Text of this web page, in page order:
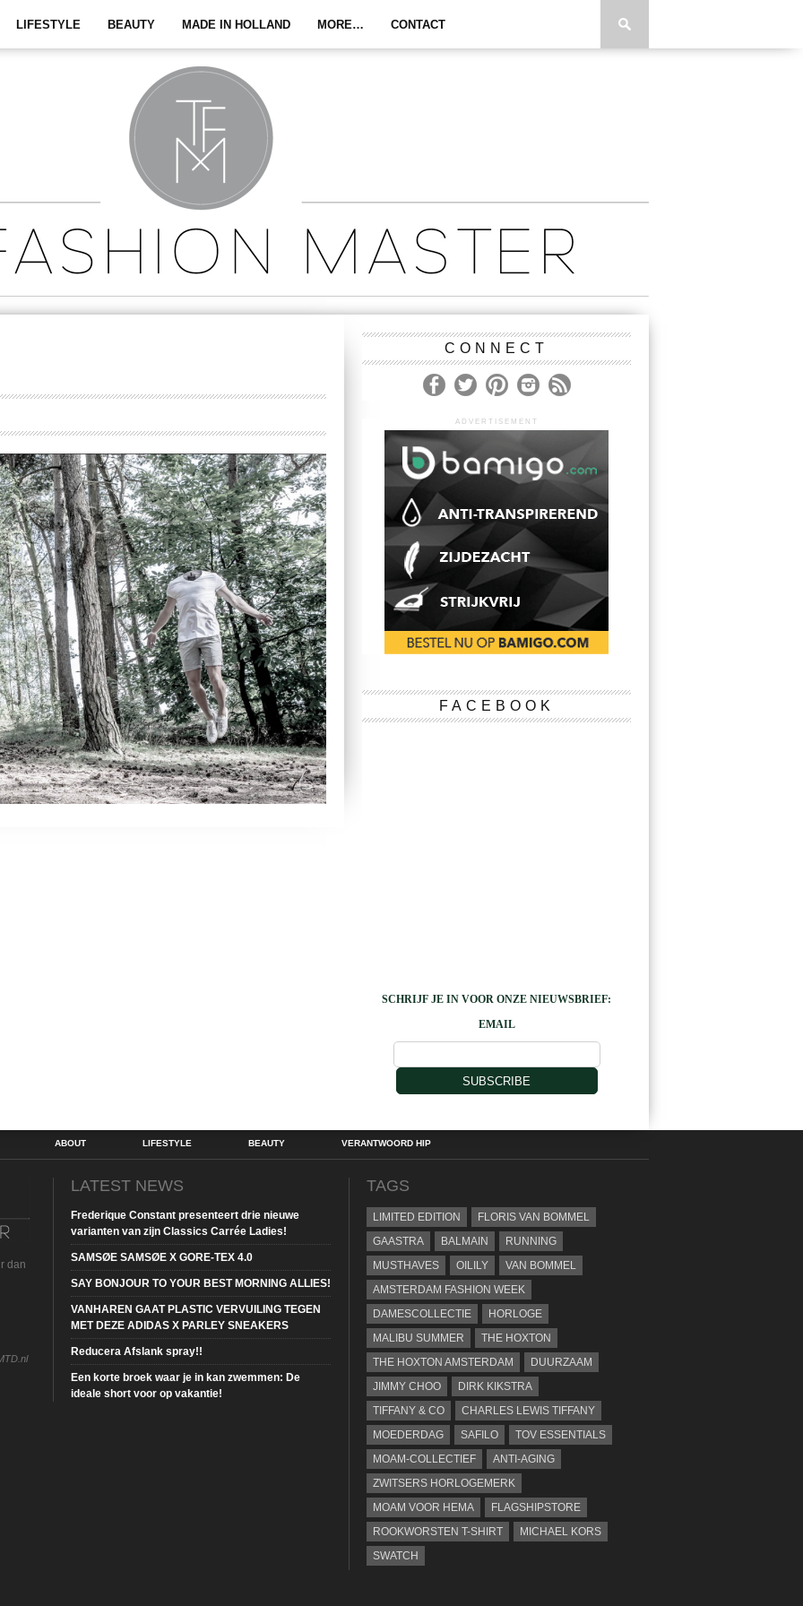
LIFESTYLE BEAUTY MADE IN HOLLAND MORE… CONTACT
CONNECT
ADVERTISEMENT
FACEBOOK
SCHRIJF JE IN VOOR ONZE NIEUWSBRIEF:
EMAIL
SUBSCRIBE
ABOUT LIFESTYLE BEAUTY VERANTWOORD HIP
dan
LATEST NEWS
Frederique Constant presenteert drie nieuwe
varianten van zijn Classics Carrée Ladies!
SAMSØE SAMSØE X GORE-TEX 4.0
SAY BONJOUR TO YOUR BEST MORNING ALLIES!
VANHAREN GAAT PLASTIC VERVUILING TEGEN
MET DEZE ADIDAS X PARLEY SNEAKERS
Reducera Afslank spray!!
Een korte broek waar je in kan zwemmen: De
ideale short voor op vakantie!
TAGS
LIMITED EDITION
FLORIS VAN BOMMEL
GAASTRA
BALMAIN
RUNNING
MUSTHAVES
OILILY
VAN BOMMEL
AMSTERDAM FASHION WEEK
DAMESCOLLECTIE
HORLOGE
MALIBU SUMMER
THE HOXTON
THE HOXTON AMSTERDAM
DUURZAAM
JIMMY CHOO
DIRK KIKSTRA
TIFFANY & CO
CHARLES LEWIS TIFFANY
MOEDERDAG
SAFILO
TOV ESSENTIALS
MOAM-COLLECTIEF
ANTI-AGING
ZWITSERS HORLOGEMERK
MOAM VOOR HEMA
FLAGSHIPSTORE
ROOKWORSTEN T-SHIRT
MICHAEL KORS
SWATCH